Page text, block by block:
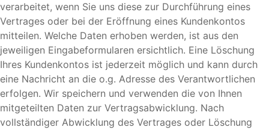
verarbeitet, wenn Sie uns diese zur Durchführung eines
Vertrages oder bei der Eröffnung eines Kundenkontos
mitteilen. Welche Daten erhoben werden, ist aus den
jeweiligen Eingabeformularen ersichtlich. Eine Löschung
Ihres Kundenkontos ist jederzeit möglich und kann durch
eine Nachricht an die o.g. Adresse des Verantwortlichen
erfolgen. Wir speichern und verwenden die von Ihnen
mitgeteilten Daten zur Vertragsabwicklung. Nach
vollständiger Abwicklung des Vertrages oder Löschung